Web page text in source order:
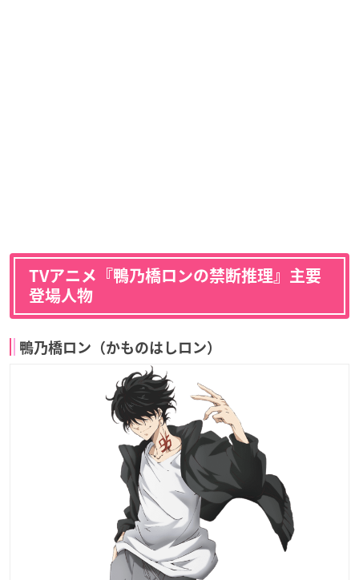
TVアニメ『鴨乃橋ロンの禁断推理』主要
登場人物
鴨乃橋ロン（かものはしロン）